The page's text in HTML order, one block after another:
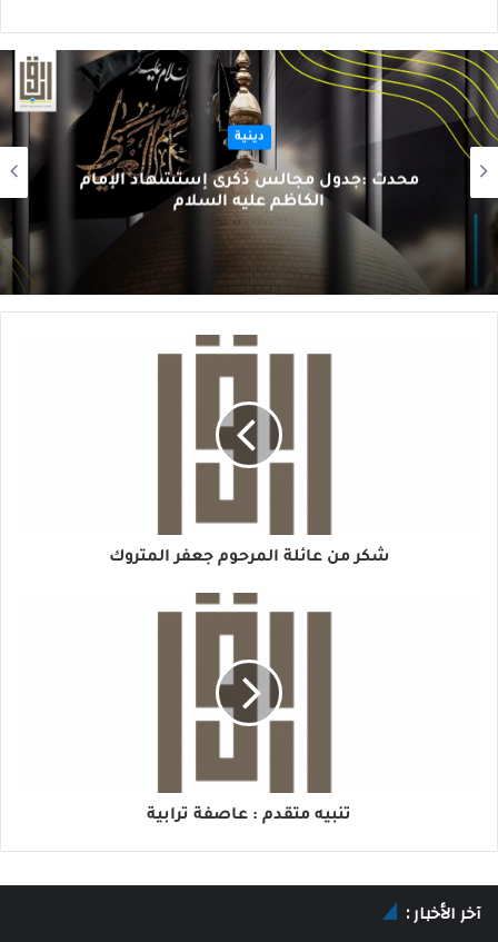
دينية
محدث :جدول مجالس ذكرى إستشهاد الإمام
الكاظم عليه السلام
شكر من عائلة المرحوم جعفر المتروك
تنبيه متقدم : عاصفة ترابية
آخر الأخبار :